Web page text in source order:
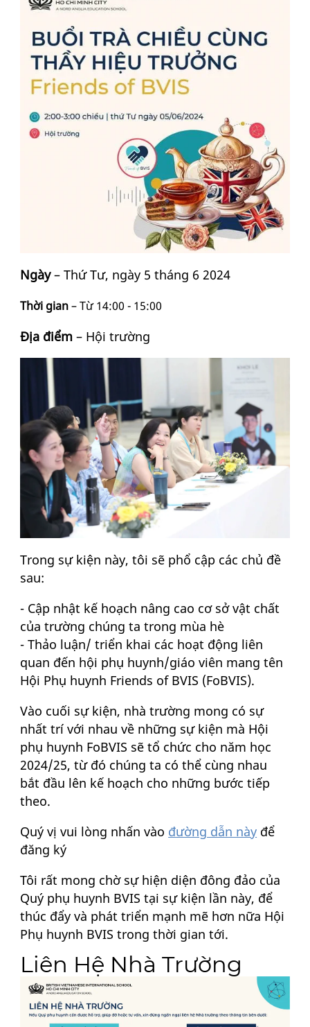
Ngày– Thứ Tư, ngày 5 tháng 6 2024
Thời gian– Từ 14:00 - 15:00
Địa điểm – Hội trường
Trong sự kiện này, tôi sẽ phổ cập các chủ đề
sau:
- Cập nhật kế hoạch nâng cao cơ sở vật chất
của trường chúng ta trong mùa hè
- Thảo luận/ triển khai các hoạt động liên
quan đến hội phụ huynh/giáo viên mang tên
Hội Phụ huynh Friends of BVIS (FoBVIS).
Vào cuối sự kiện, nhà trường mong có sự
nhất trí với nhau về những sự kiện mà Hội
phụ huynh FoBVIS sẽ tổ chức cho năm học
2024/25, từ đó chúng ta có thể cùng nhau
bắt đầu lên kế hoạch cho những bước tiếp
theo.
Quý vị vui lòng nhấn vào đường dẫn này để
đăng ký
Tôi rất mong chờ sự hiện diện đông đảo của
Quý phụ huynh BVIS tại sự kiện lần này, để
thúc đẩy và phát triển mạnh mẽ hơn nữa Hội
Phụ huynh BVIS trong thời gian tới.
Liên Hệ Nhà Trường